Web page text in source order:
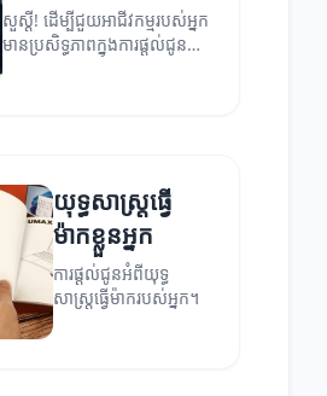
សួស្តី! ដើម្បីជួយអាជីវកម្មរបស់អ្នក
មានប្រសិទ្ធភាពក្នុងការផ្តល់ជូន
សូមអានអត្ថបទនេះដែលនឹងរៀន
យុទ្ធសាស្ត្រធ្វើ
ម៉ាកខ្លួនអ្នក
ការផ្តល់ជូនអំពីយុទ្ធ
សាស្ត្រធ្វើម៉ាករបស់អ្នក។